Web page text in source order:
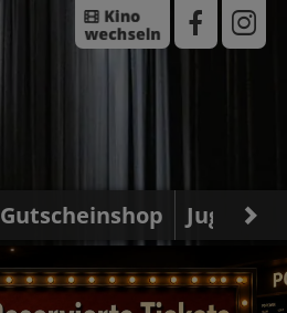
Gutscheinshop